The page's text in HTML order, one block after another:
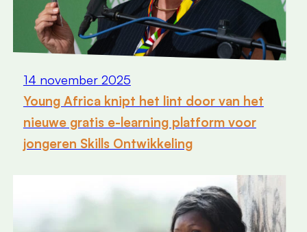
14 november 2025
Young Africa knipt het lint door van het
nieuwe gratis e-learning platform voor
jongeren Skills Ontwikkeling